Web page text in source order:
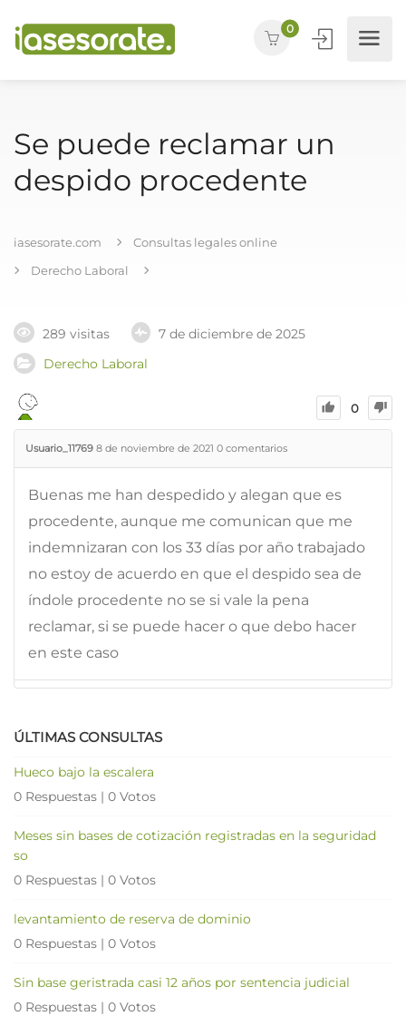
0
Se puede reclamar un
despido procedente
iasesorate.com
Consultas legales online
Derecho Laboral
289 visitas
7 de diciembre de 2025
Derecho Laboral
0
Usuario_11769 8 de noviembre de 2021 0 comentarios
Buenas me han despedido y alegan que es
procedente, aunque me comunican que me
indemnizaran con los 33 días por año trabajado
no estoy de acuerdo en que el despido sea de
índole procedente no se si vale la pena
reclamar, si se puede hacer o que debo hacer
en este caso
ÚLTIMAS CONSULTAS
Hueco bajo la escalera
0 Respuestas | 0 Votos
Meses sin bases de cotización registradas en la seguridad
so
0 Respuestas | 0 Votos
levantamiento de reserva de dominio
0 Respuestas | 0 Votos
Sin base geristrada casi 12 años por sentencia judicial
0 Respuestas | 0 Votos